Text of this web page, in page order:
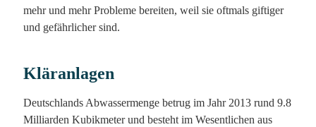
mehr und mehr Probleme bereiten, weil sie oftmals giftiger
und gefährlicher sind.
Kläranlagen
Deutschlands Abwassermenge betrug im Jahr 2013 rund 9.8
Milliarden Kubikmeter und besteht im Wesentlichen aus